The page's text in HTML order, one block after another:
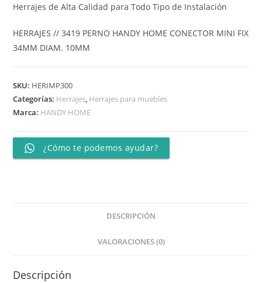
Herrajes de Alta Calidad para Todo Tipo de Instalación
HERRAJES // 3419 PERNO HANDY HOME CONECTOR MINI FIX
34MM DIAM. 10MM
SKU: HERIMP300
Categorías: Herrajes, Herrajes para muebles
Marca: HANDY HOME
¿Cómo te podemos ayudar?
DESCRIPCIÓN
VALORACIONES (0)
Descripción